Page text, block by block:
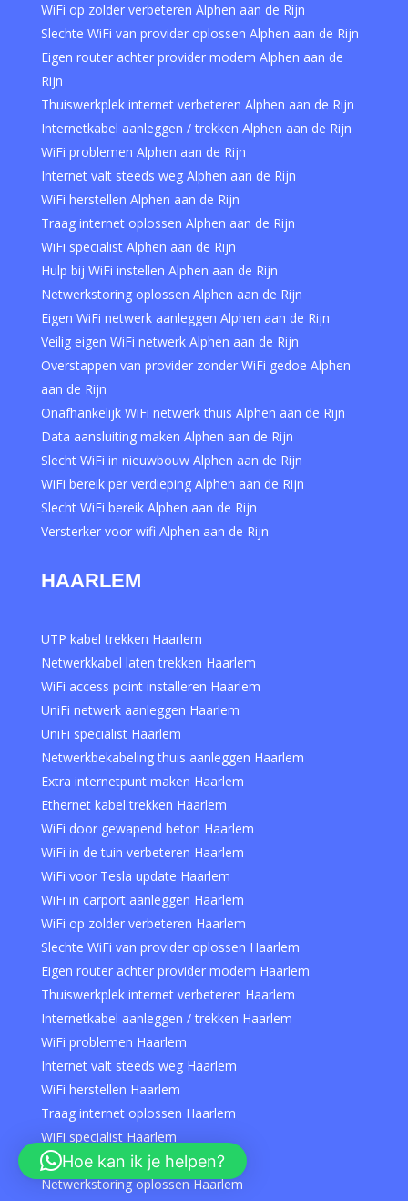
WiFi op zolder verbeteren Alphen aan de Rijn
Slechte WiFi van provider oplossen Alphen aan de Rijn
Eigen router achter provider modem Alphen aan de
Rijn
Thuiswerkplek internet verbeteren Alphen aan de Rijn
Internetkabel aanleggen / trekken Alphen aan de Rijn
WiFi problemen Alphen aan de Rijn
Internet valt steeds weg Alphen aan de Rijn
WiFi herstellen Alphen aan de Rijn
Traag internet oplossen Alphen aan de Rijn
WiFi specialist Alphen aan de Rijn
Hulp bij WiFi instellen Alphen aan de Rijn
Netwerkstoring oplossen Alphen aan de Rijn
Eigen WiFi netwerk aanleggen Alphen aan de Rijn
Veilig eigen WiFi netwerk Alphen aan de Rijn
Overstappen van provider zonder WiFi gedoe Alphen
aan de Rijn
Onafhankelijk WiFi netwerk thuis Alphen aan de Rijn
Data aansluiting maken Alphen aan de Rijn
Slecht WiFi in nieuwbouw Alphen aan de Rijn
WiFi bereik per verdieping Alphen aan de Rijn
Slecht WiFi bereik Alphen aan de Rijn
Versterker voor wifi Alphen aan de Rijn
HAARLEM
UTP kabel trekken Haarlem
Netwerkkabel laten trekken Haarlem
WiFi access point installeren Haarlem
UniFi netwerk aanleggen Haarlem
UniFi specialist Haarlem
Netwerkbekabeling thuis aanleggen Haarlem
Extra internetpunt maken Haarlem
Ethernet kabel trekken Haarlem
WiFi door gewapend beton Haarlem
WiFi in de tuin verbeteren Haarlem
WiFi voor Tesla update Haarlem
WiFi in carport aanleggen Haarlem
WiFi op zolder verbeteren Haarlem
Slechte WiFi van provider oplossen Haarlem
Eigen router achter provider modem Haarlem
Thuiswerkplek internet verbeteren Haarlem
Internetkabel aanleggen / trekken Haarlem
WiFi problemen Haarlem
Internet valt steeds weg Haarlem
WiFi herstellen Haarlem
Traag internet oplossen Haarlem
WiFi specialist Haarlem
Hulp bij WiFi instellen Haarlem
Netwerkstoring oplossen Haarlem
Hoe kan ik je helpen?